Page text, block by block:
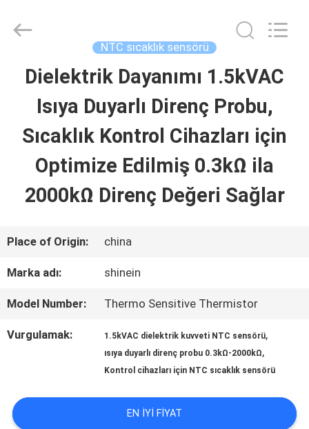
ÜRÜN:%
HAKKIMIZDA
KALITE
BIZIMLE
Electornics
NTC sıcaklık sensörü
Dielektrik Dayanımı 1.5kVAC
Isıya Duyarlı Direnç Probu,
Sıcaklık Kontrol Cihazları için
Optimize Edilmiş 0.3kΩ ila
2000kΩ Direnç Değeri Sağlar
Place of Origin: china
Marka adı: shinein
Model Number: Thermo Sensitive Thermistor
Vurgulamak: 1.5kVAC dielektrik kuvveti NTC sensörü,
ısıya duyarlı direnç probu 0.3kΩ-2000kΩ,
Kontrol cihazları için NTC sıcaklık sensörü
EN IYI FIYAT